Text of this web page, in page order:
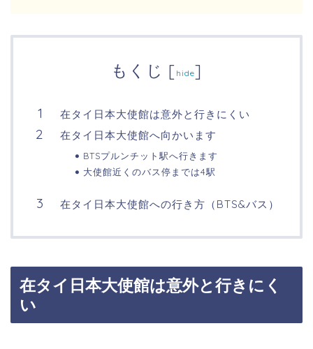
もくじ [ hide]
在タイ日本大使館は意外と行きにくい
在タイ日本大使館へ向かいます
BTSプルンチット駅へ行きます
大使館近くのバス停までは4駅
在タイ日本大使館への行き方（BTS&バス）
在タイ日本大使館は意外と行きにく
い